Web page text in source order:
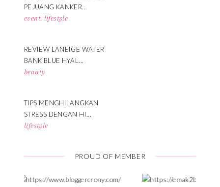
PEJUANG KANKER...
event, lifestyle
REVIEW LANEIGE WATER
BANK BLUE HYAL...
beauty
TIPS MENGHILANGKAN
STRESS DENGAN HI...
lifestyle
PROUD OF MEMBER